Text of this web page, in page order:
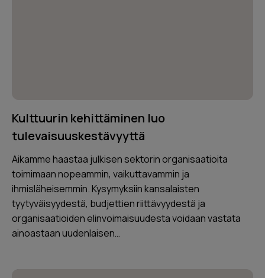
Kulttuurin kehittäminen luo
tulevaisuuskestävyyttä
Aikamme haastaa julkisen sektorin organisaatioita
toimimaan nopeammin, vaikuttavammin ja
ihmisläheisemmin. Kysymyksiin kansalaisten
tyytyväisyydestä, budjettien riittävyydestä ja
organisaatioiden elinvoimaisuudesta voidaan vastata
ainoastaan uudenlaisen…